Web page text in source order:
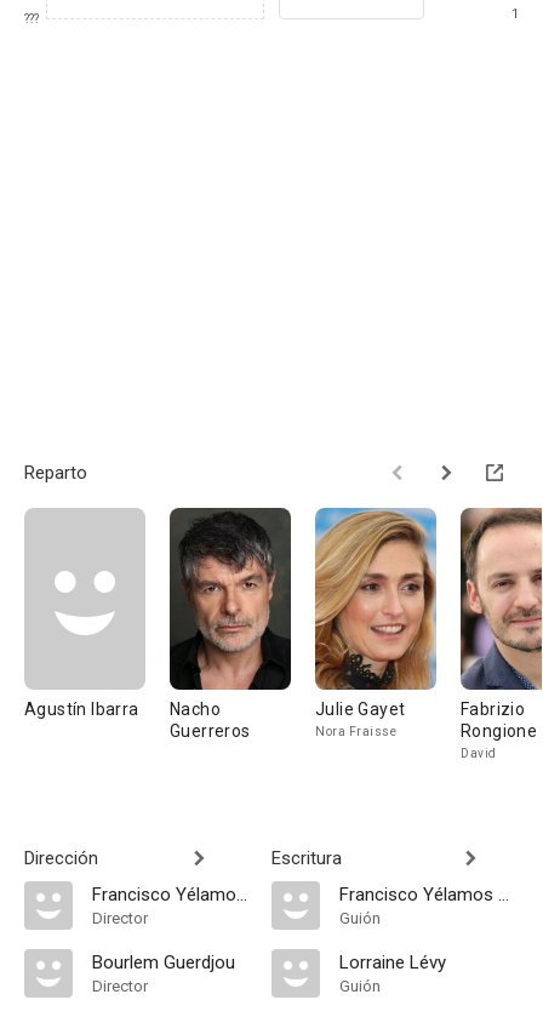
???
1
Reparto
Agustín Ibarra
Nacho
Guerreros
Julie Gayet
Nora Fraisse
Fabrizio
Rongione
David
Dirección
Francisco Yélamos Martín
Director
Bourlem Guerdjou
Director
Escritura
Francisco Yélamos Martín
Guión
Lorraine Lévy
Guión